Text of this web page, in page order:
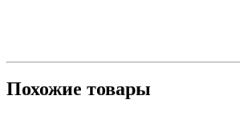
Похожие товары